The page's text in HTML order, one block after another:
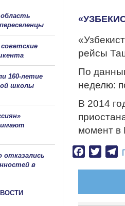
рейсы
По
неделю:
В 2014
момент в
Facebook
Twitter
160-летие
школы
в